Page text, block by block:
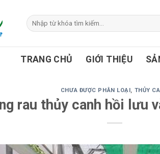
Tìm
kiếm:
TRANG CHỦ GIỚI THIỆU
CHƯA ĐƯỢC PHÂN LOẠI, THỦY
rau thủy canh hồi lưu